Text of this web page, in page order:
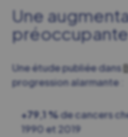
Une
préoccupante
Une étude publiée dans
progression alarmante :
+79,1 %de cancers
1990 et 2019